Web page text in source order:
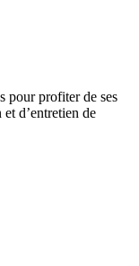
pour profiter de ses
d’entretien de